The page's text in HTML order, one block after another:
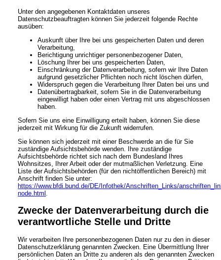
Unter den angegebenen Kontaktdaten unseres
Datenschutzbeauftragten können Sie jederzeit folgende Rechte
ausüben:
Auskunft über Ihre bei uns gespeicherten Daten und deren
Verarbeitung,
Berichtigung unrichtiger personenbezogener Daten,
Löschung Ihrer bei uns gespeicherten Daten,
Einschränkung der Datenverarbeitung, sofern wir Ihre Daten
aufgrund gesetzlicher Pflichten noch nicht löschen dürfen,
Widerspruch gegen die Verarbeitung Ihrer Daten bei uns und
Datenübertragbarkeit, sofern Sie in die Datenverarbeitung
eingewilligt haben oder einen Vertrag mit uns abgeschlossen
haben.
Sofern Sie uns eine Einwilligung erteilt haben, können Sie diese
jederzeit mit Wirkung für die Zukunft widerrufen.
Sie können sich jederzeit mit einer Beschwerde an die für Sie
zuständige Aufsichtsbehörde wenden. Ihre zuständige
Aufsichtsbehörde richtet sich nach dem Bundesland Ihres
Wohnsitzes, Ihrer Arbeit oder der mutmaßlichen Verletzung. Eine
Liste der Aufsichtsbehörden (für den nichtöffentlichen Bereich) mit
Anschrift finden Sie unter:
https://www.bfdi.bund.de/DE/Infothek/Anschriften_Links/
node.html .
Zwecke der Datenverarbeitung durch die
verantwortliche Stelle und Dritte
Wir verarbeiten Ihre personenbezogenen Daten nur zu den in dieser
Datenschutzerklärung genannten Zwecken. Eine Übermittlung Ihrer
persönlichen Daten an Dritte zu anderen als den genannten Zwecken